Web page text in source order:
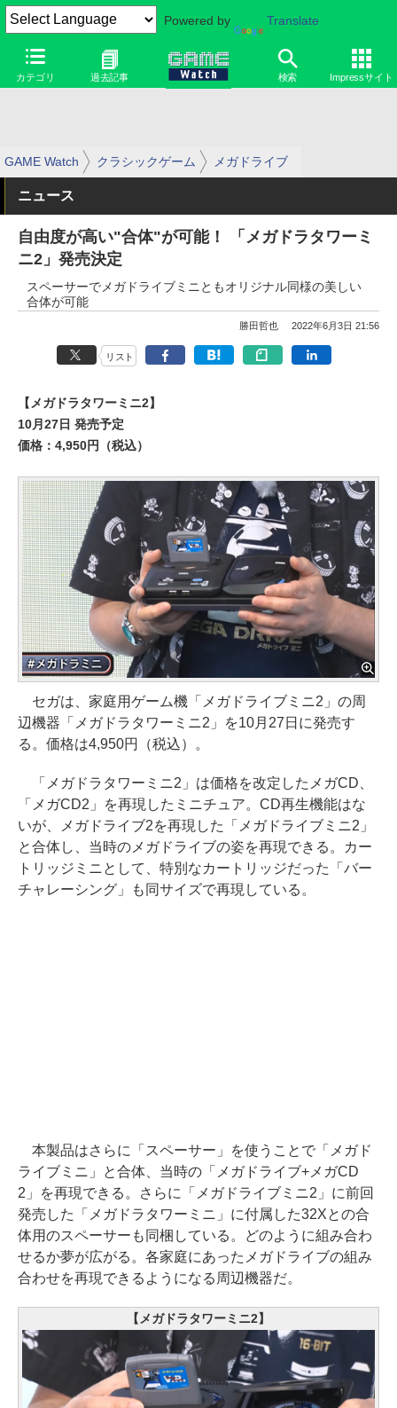
Powered by Translate
カテゴリ 過去記事 検索 Impressサイト
GAME Watch クラシックゲーム メガドライブ
ニュース
自由度が高い"合体"が可能！ 「メガドラタワーミ
ニ2」発売決定
スペーサーでメガドライブミニともオリジナル同様の美しい
合体が可能
勝田哲也 2022年6月3日 21:56
リスト
【メガドラタワーミニ2】
10月27日 発売予定
価格：4,950円（税込）
セガは、家庭用ゲーム機「メガドライブミニ2」の周
辺機器「メガドラタワーミニ2」を10月27日に発売す
る。価格は4,950円（税込）。
「メガドラタワーミニ2」は価格を改定したメガCD、
「メガCD2」を再現したミニチュア。CD再生機能はな
いが、メガドライブ2を再現した「メガドライブミニ2」
と合体し、当時のメガドライブの姿を再現できる。カー
トリッジミニとして、特別なカートリッジだった「バー
チャレーシング」も同サイズで再現している。
本製品はさらに「スペーサー」を使うことで「メガド
ライブミニ」と合体、当時の「メガドライブ+メガCD
2」を再現できる。さらに「メガドライブミニ2」に前回
発売した「メガドラタワーミニ」に付属した32Xとの合
体用のスペーサーも同梱している。どのように組み合わ
せるか夢が広がる。各家庭にあったメガドライブの組み
合わせを再現できるようになる周辺機器だ。
【メガドラタワーミニ2】